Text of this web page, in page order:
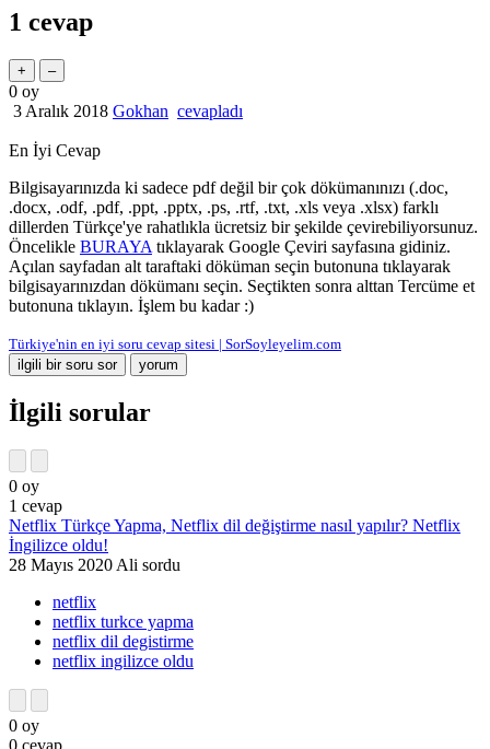
1 cevap
0 oy
3 Aralık 2018 Gokhan cevapladı
En İyi Cevap
Bilgisayarınızda ki sadece pdf değil bir çok dökümanınızı (.doc,
.docx, .odf, .pdf, .ppt, .pptx, .ps, .rtf, .txt, .xls veya .xlsx) farklı
dillerden Türkçe'ye rahatlıkla ücretsiz bir şekilde çevirebiliyorsunuz.
Öncelikle BURAYA tıklayarak Google Çeviri sayfasına gidiniz.
Açılan sayfadan alt taraftaki döküman seçin butonuna tıklayarak
bilgisayarınızdan dökümanı seçin. Seçtikten sonra alttan Tercüme et
butonuna tıklayın. İşlem bu kadar :)
Türkiye'nin en iyi soru cevap sitesi | SorSoyleyelim.com
İlgili sorular
0 oy
1 cevap
Netflix Türkçe Yapma, Netflix dil değiştirme nasıl yapılır? Netflix
İngilizce oldu!
28 Mayıs 2020 Ali sordu
netflix
netflix turkce yapma
netflix dil degistirme
netflix ingilizce oldu
0 oy
0 cevap